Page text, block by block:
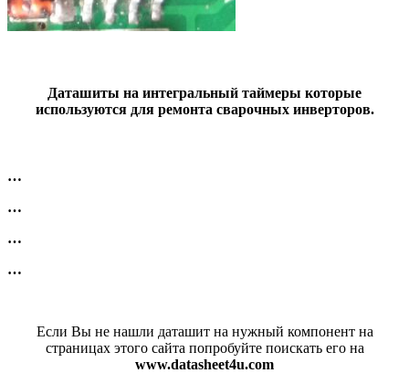
Даташиты на интегральный таймеры которые
используются для ремонта сварочных инверторов.
…
…
…
…
Если Вы не нашли даташит на нужный компонент на
страницах этого сайта попробуйте поискать его на
www.datasheet4u.com